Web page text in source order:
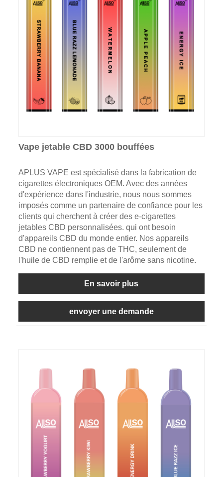
Vape jetable CBD 3000 bouffées
APLUS VAPE est spécialisé dans la fabrication de
cigarettes électroniques OEM. Avec des années
d'expérience dans l'industrie, nous nous sommes
imposés comme un partenaire de confiance pour les
clients qui cherchent à créer des e-cigarettes
jetables CBD personnalisées. qui ont besoin
d'appareils CBD du monde entier. Nos appareils
CBD ne contiennent pas de THC, seulement de
l'huile de CBD remplie et de l'arôme sans nicotine.
En savoir plus
envoyer une demande